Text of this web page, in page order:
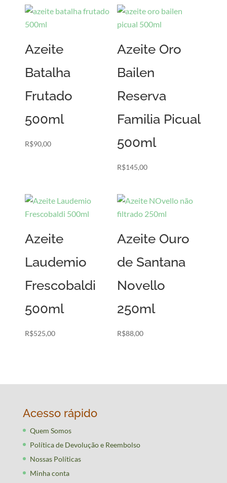
Azeite
Batalha
Frutado
500ml
R$90,00
Azeite Oro
Bailen
Reserva
Familia Picual
500ml
R$145,00
Azeite
Laudemio
Frescobaldi
500ml
R$525,00
Azeite Ouro
de Santana
Novello
250ml
R$88,00
Acesso rápido
Quem Somos
Política de Devolução e Reembolso
Nossas Políticas
Minha conta